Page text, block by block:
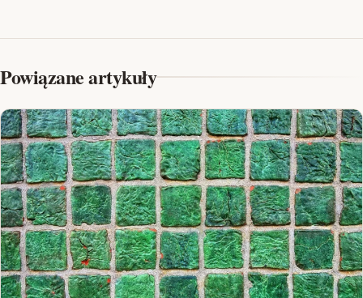
Powiązane artykuły